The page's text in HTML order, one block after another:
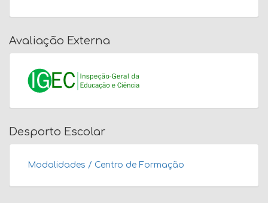
Avaliação Externa
Desporto Escolar
Modalidades / Centro de Formação